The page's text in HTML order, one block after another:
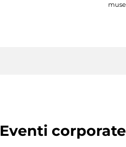
Eventi corporate